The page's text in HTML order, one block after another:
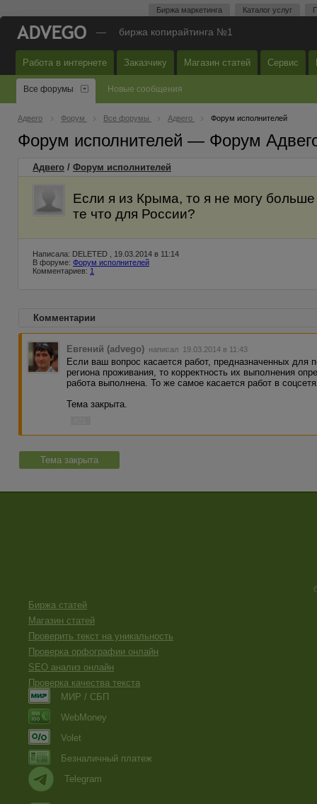
Биржа маркетинга Каталог услуг
— биржа копирайтинга №1
Работа в интернете Заказчику Магазин статей Сервис
Все форумы Новые сообщения
Адвего Форум Все форумы Адвего Форум исполнителей
Форум исполнителей — Форум
Адвего / Форум исполнителей
Если я из Крыма, то я не могу
те что для России?
Написала: DELETED , 19.03.2014 в 11:14
В форуме: Форум исполнителей
Комментариев: 1
Комментарии
Евгений (advego) написал 19.03.2014 в 11:43
Если ваш вопрос касается работ, предназначенных для
региона проживания, то корректность их выполнения
работа выполнена. То же самое касается работ в
Тема закрыта.
Тема закрыта
Биржа статей
Магазин статей
Проверить текст на уникальность
Проверка орфографии онлайн
SEO анализ онлайн
Проверка качества текста
МИР / СБП
WebMoney
Volet
Безналичный платеж
Telegram